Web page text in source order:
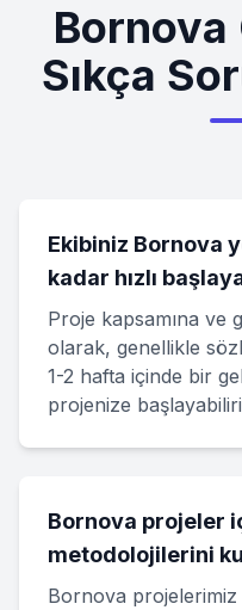
Sıkça
Ekibiniz Bornova
kadar hızlı
Proje kapsamına ve
olarak, genellikle
1-2 hafta içinde bir
projenize
Bornova projeler
metodolojilerini
Bornova